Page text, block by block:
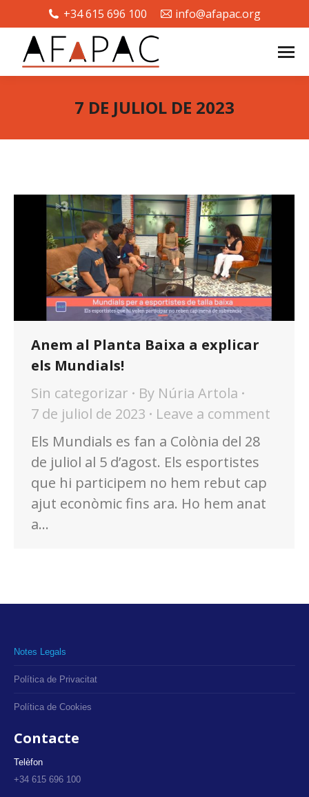
+34 615 696 100 info@afapac.org
7 DE JULIOL DE 2023
Anem al Planta Baixa a explicar
els Mundials!
Sin categorizar
By Núria Artola
7 de juliol de 2023
Leave a comment
Els Mundials es fan a Colònia del 28
de juliol al 5 d’agost. Els esportistes
que hi participem no hem rebut cap
ajut econòmic fins ara. Ho hem anat
a…
Notes Legals
Política de Privacitat
Política de Cookies
Contacte
Telèfon
+34 615 696 100